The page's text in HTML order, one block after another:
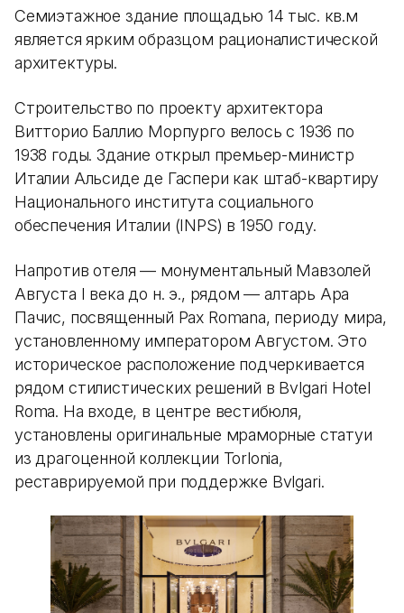
Семиэтажное здание площадью 14 тыс. кв.м
является ярким образцом рационалистической
архитектуры.
Строительство по проекту архитектора
Витторио Баллио Морпурго велось с 1936 по
1938 годы. Здание открыл премьер-министр
Италии Альсиде де Гаспери как штаб-квартиру
Национального института социального
обеспечения Италии (INPS) в 1950 году.
Напротив отеля — монументальный Мавзолей
Августа I века до н. э., рядом — алтарь Ара
Пачис, посвященный Pax Romana, периоду мира,
установленному императором Августом. Это
историческое расположение подчеркивается
рядом стилистических решений в Bvlgari Hotel
Roma. На входе, в центре вестибюля,
установлены оригинальные мраморные статуи
из драгоценной коллекции Torlonia,
реставрируемой при поддержке Bvlgari.